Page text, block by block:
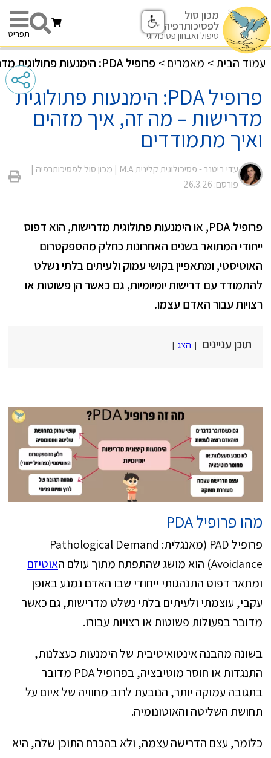
מכון סול
לפסיכותרפיה
טיפול ואבחון פסיכולוגי תפריט
פרופיל PDA: הימנעות פתולוגית מדרישות – מה זה, איך מזהים ואיך מתמודדים > מאמרים > עמוד הבית
פרופיל PDA: הימנעות פתולוגית
מדרישות – מה זה, איך מזהים
ואיך מתמודדים
עדי ביטנר - פסיכולוגית קלינית M.A | מכון סול לפסיכותרפיה |
פורסם: 26.3.26
פרופיל PDA, או הימנעות פתולוגית מדרישות, הוא דפוס
ייחודי המתואר בשנים האחרונות כחלק מהספקטרום
האוטיסטי, ומתאפיין בקושי עמוק ולעיתים בלתי נשלט
להתמודד עם דרישות יומיומיות, גם כאשר הן פשוטות או
רצויות עבור האדם עצמו.
תוכן עניינים הצג
מהו פרופיל PDA
פרופיל PAD (מאנגלית: Pathological Demand
Avoidance) הוא מושג שהתפתח מתוך עולם ה
אוטיזם
ומתאר דפוס התנהגותי ייחודי שבו האדם נמנע באופן
עקבי, עוצמתי ולעיתים בלתי נשלט מדרישות, גם כאשר
מדובר בפעולות פשוטות או רצויות עבורו.
בשונה מהבנה אינטואיטיבית של הימנעות כעצלנות,
התנגדות או חוסר מוטיבציה, בפרופיל PDA מדובר
בתגובה עמוקה יותר, הנובעת לרוב מחוויה של איום על
תחושת השליטה והאוטונומיה.
כלומר, עצם הדרישה עצמה, ולא בהכרח התוכן שלה, היא